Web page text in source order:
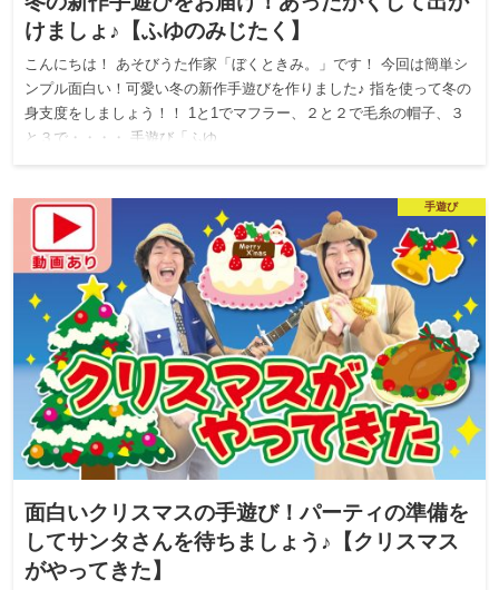
けましょ♪【ふゆのみじたく】
こんにちは！ あそびうた作家「ぼくときみ。」です！ 今回は簡単シ
ンプル面白い！可愛い冬の新作手遊びを作りました♪ 指を使って冬の
身支度をしましょう！！ 1と1でマフラー、２と２で毛糸の帽子、３
と３で・・・・ 手遊び「ふゆ…
手遊び
面白いクリスマスの手遊び！パーティの準備を
してサンタさんを待ちましょう♪【クリスマス
がやってきた】